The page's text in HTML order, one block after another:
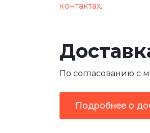
контактах.
По согласованию с
Подробнее о